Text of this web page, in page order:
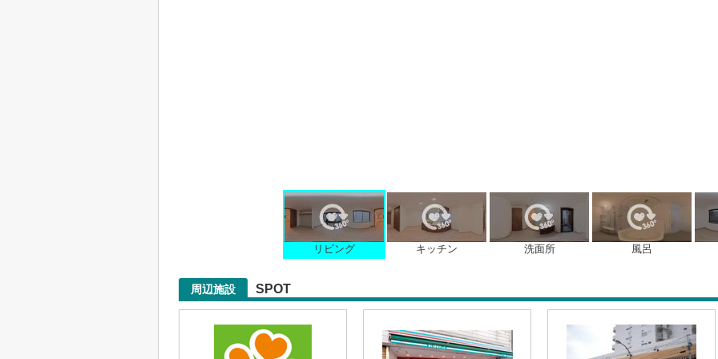
リビング キッチン 洗面所 風呂
周辺施設 SPOT